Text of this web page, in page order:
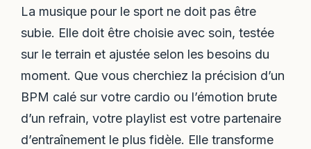
La musique pour le sport ne doit pas être
subie. Elle doit être choisie avec soin, testée
sur le terrain et ajustée selon les besoins du
moment. Que vous cherchiez la précision d’un
BPM calé sur votre cardio ou l’émotion brute
d’un refrain, votre playlist est votre partenaire
d’entraînement le plus fidèle. Elle transforme